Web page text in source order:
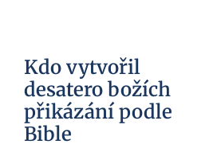
Kdo vytvořil
desatero božích
přikázání podle
Bible